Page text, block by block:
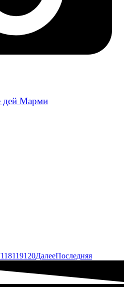
дей Марми
118119120ДалееПоследняя